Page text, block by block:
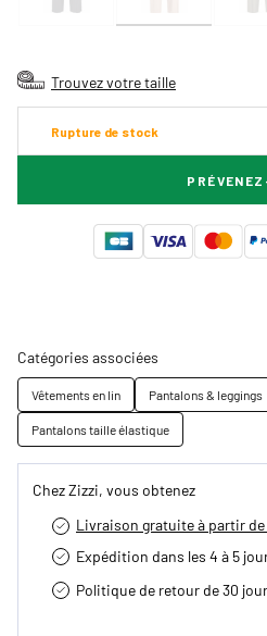
Trouvez votre taille
Rupture de stock
Catégories associées
Vêtements en lin Pantalons & leggings
Pantalons taille élastique
Chez Zizzi, vous obtenez
Livraison gratuite à partir
Expédition dans les 4 à 5
Politique de retour de 30